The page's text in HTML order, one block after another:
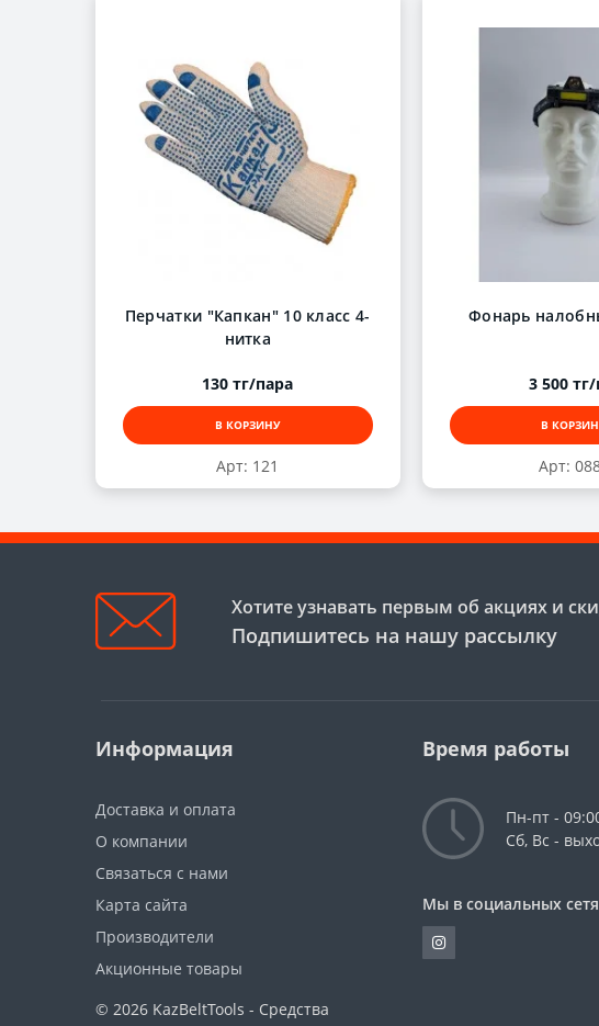
Арт: 121
Перчатки "Капкан" 10 класс 4-
нитка
130 тг/пара
В КОРЗИНУ
Арт:
Фонарь
3 500
В
Хотите узнавать первым об акциях и
Подпишитесь на нашу рассылку
Информация
Доставка и оплата
О компании
Связаться с нами
Карта сайта
Производители
Акционные товары
© 2026 KazBeltTools - Средства
Время работы
Пн-пт -
Сб, Вс -
Мы в социальных